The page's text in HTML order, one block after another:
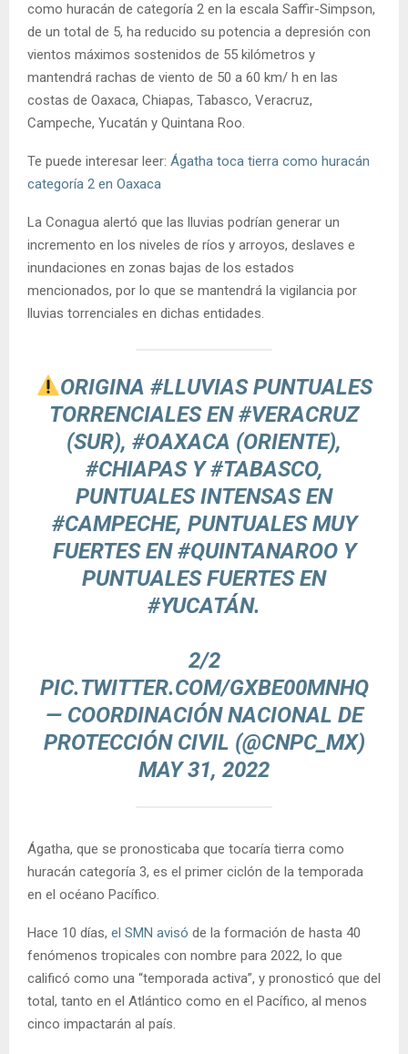
como huracán de categoría 2 en la escala Saffir-Simpson,
de un total de 5, ha reducido su potencia a depresión con
vientos máximos sostenidos de 55 kilómetros y
mantendrá rachas de viento de 50 a 60 km/ h en las
costas de Oaxaca, Chiapas, Tabasco, Veracruz,
Campeche, Yucatán y Quintana Roo.
Te puede interesar leer: Ágatha toca tierra como huracán
categoría 2 en Oaxaca
La Conagua alertó que las lluvias podrían generar un
incremento en los niveles de ríos y arroyos, deslaves e
inundaciones en zonas bajas de los estados
mencionados, por lo que se mantendrá la vigilancia por
lluvias torrenciales en dichas entidades.
ORIGINA#LLUVIASPUNTUALES
TORRENCIALES EN#VERACRUZ
(SUR), #OAXACA (ORIENTE),
#CHIAPASY#TABASCO,
PUNTUALES INTENSAS EN
#CAMPECHE, PUNTUALES MUY
FUERTES EN#QUINTANAROOY
PUNTUALES FUERTES EN
#YUCATÁN.
2/2
PIC.TWITTER.COM/GXBE00MNHQ
— COORDINACIÓN NACIONAL DE
PROTECCIÓN CIVIL (@CNPC_MX)
MAY 31, 2022
Ágatha, que se pronosticaba que tocaría tierra como
huracán categoría 3, es el primer ciclón de la temporada
en el océano Pacífico.
Hace 10 días, el SMN avisó de la formación de hasta 40
fenómenos tropicales con nombre para 2022, lo que
calificó como una “temporada activa”, y pronosticó que del
total, tanto en el Atlántico como en el Pacífico, al menos
cinco impactarán al país.